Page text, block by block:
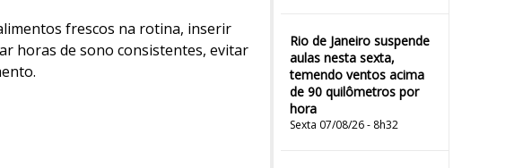
Rio de Janeiro suspende
aulas nesta sexta,
temendo ventos acima
de 90 quilômetros por
hora
Sexta 07/08/26 - 8h32
frescos na rotina, inserir
horas de sono consistentes, evitar